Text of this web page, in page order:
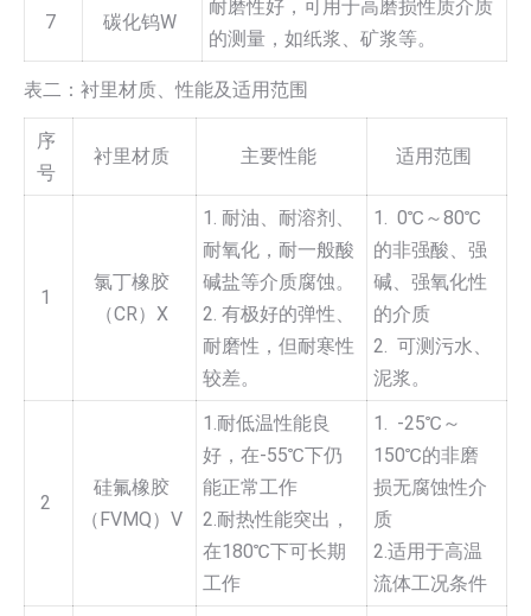
7 碳化钨W
耐磨性好，可用于高磨损性质介质
的测量，如纸浆、矿浆等。
表二：衬里材质、性能及适用范围
序
号
衬里材质 主要性能 适用范围
1
氯丁橡胶
（CR）X
1. 耐油、耐溶剂、
耐氧化，耐一般酸
碱盐等介质腐蚀。
2. 有极好的弹性、
耐磨性，但耐寒性
较差。
1. 0℃～80℃
的非强酸、强
碱、强氧化性
的介质
2. 可测污水、
泥浆。
2
硅氟橡胶
（FVMQ）V
1.耐低温性能良
好，在-55℃下仍
能正常工作
2.耐热性能突出，
在180℃下可长期
工作
1. -25℃～
150℃的非磨
损无腐蚀性介
质
2.适用于高温
流体工况条件